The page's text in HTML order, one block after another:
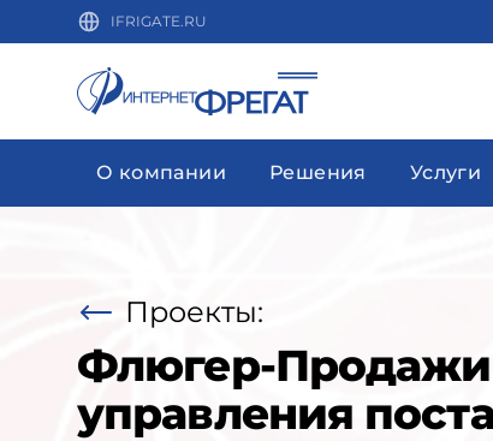
IFRIGATE.RU
О компании Решения Услуги
Проекты:
Флюгер-Продажи
управления